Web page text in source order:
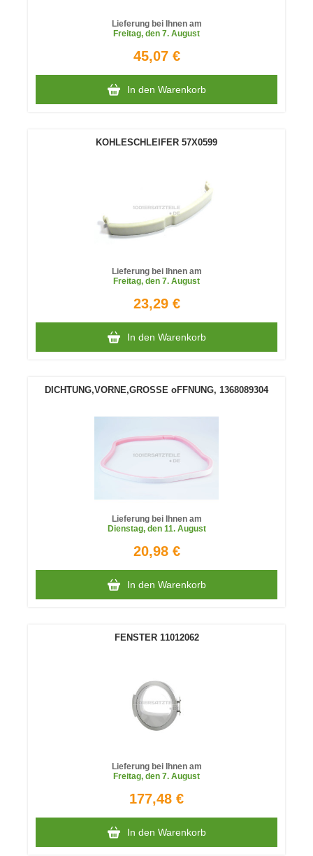
Lieferung bei Ihnen am
Freitag, den 7. August
45,07 €
In den Warenkorb
KOHLESCHLEIFER 57X0599
Lieferung bei Ihnen am
Freitag, den 7. August
23,29 €
In den Warenkorb
DICHTUNG,VORNE,GROSSE oFFNUNG, 1368089304
Lieferung bei Ihnen am
Dienstag, den 11. August
20,98 €
In den Warenkorb
FENSTER 11012062
Lieferung bei Ihnen am
Freitag, den 7. August
177,48 €
In den Warenkorb